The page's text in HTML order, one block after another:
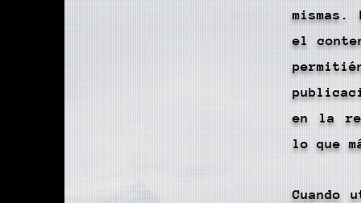
el
en la
lo que
Cuando